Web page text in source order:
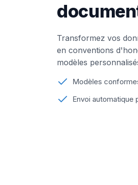
Transformez vos
en conventions
modèles
Modèles
Envoi automatique